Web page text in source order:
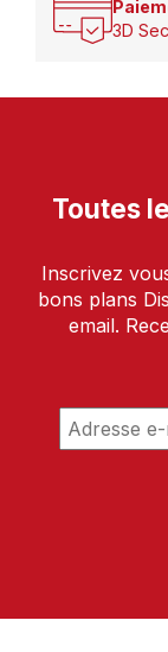
3D
Toutes
Inscrivez
bons plans
email.